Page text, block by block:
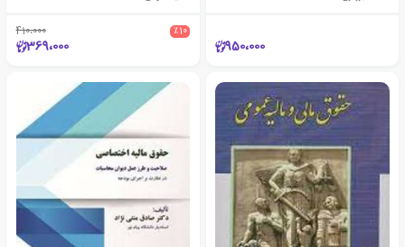
950،000
٪10 410،000
369،000